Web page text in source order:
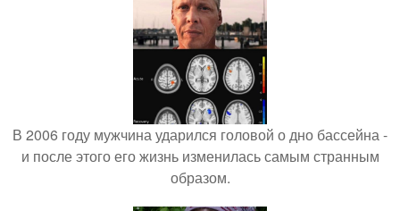
В 2006 году мужчина ударился головой о дно бассейна -
и после этого его жизнь изменилась самым странным
образом.